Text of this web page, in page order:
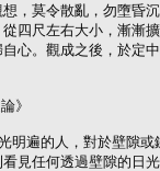
，莫令散亂，勿墮昏
四尺左右大小，漸漸
心。觀成之後，於定
》
明遍的人，對於壁隙
見任何透過壁隙的日